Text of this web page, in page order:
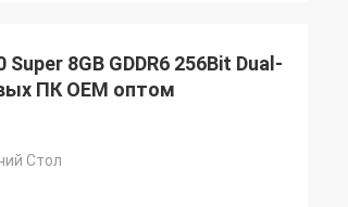
8GB GDDR6 256Bit Dual-
ПК OEM оптом
Стол